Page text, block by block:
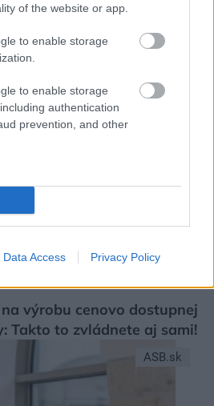
of the website or app.
to enable storage
to enable storage
authentication
prevention, and other
Data Access Privacy Policy
hovoriť o kvalite
detaily v danej
výrobu cenovo dostupnej
Takto to zvládnete aj sami!
ASB.sk